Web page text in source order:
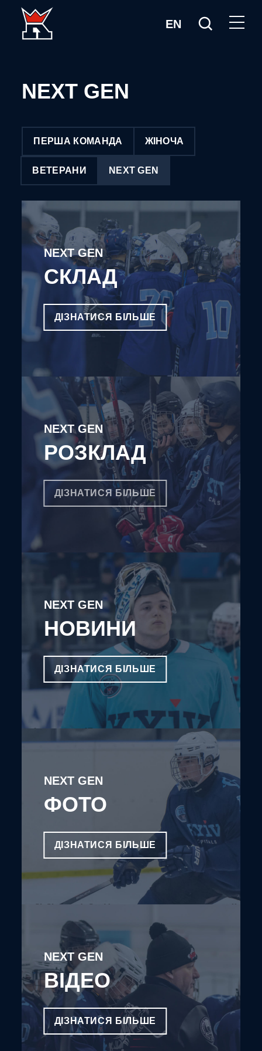
EN
NEXT GEN
ПЕРША КОМАНДА ЖІНОЧА
ВЕТЕРАНИ NEXT GEN
NEXT GEN
СКЛАД
ДІЗНАТИСЯ БІЛЬШЕ
NEXT GEN
РОЗКЛАД
ДІЗНАТИСЯ БІЛЬШЕ
NEXT GEN
НОВИНИ
ДІЗНАТИСЯ БІЛЬШЕ
NEXT GEN
ФОТО
ДІЗНАТИСЯ БІЛЬШЕ
NEXT GEN
ВІДЕО
ДІЗНАТИСЯ БІЛЬШЕ